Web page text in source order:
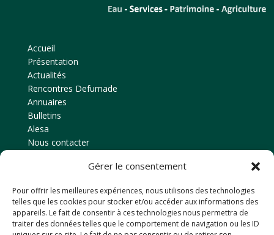
Gérer le consentement
Pour offrir les meilleures expériences, nous utilisons des technologies
telles que les cookies pour stocker et/ou accéder aux informations des
appareils. Le fait de consentir à ces technologies nous permettra de
traiter des données telles que le comportement de navigation ou les ID
Accueil
Présentation
Actualités
Rencontres Defumade
Annuaires
Bulletins
Alesa
Nous contacter
Amicale des anciens élèves
EPLEFPA d’Ahun
Le Chaussadis